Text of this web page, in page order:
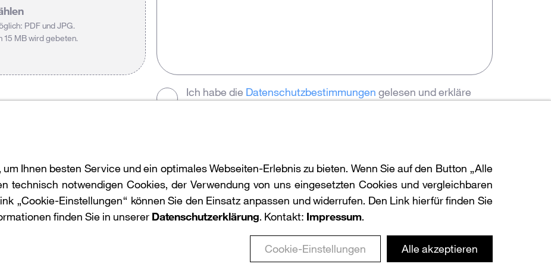
PDF und JPG.
15 MB wird gebeten.
Ich habe die Datenschutzbestimmungen gelesen und erkläre
mich mit diesen einverstanden.
Ihnen besten Service und ein optimales Webseiten-Erlebnis zu bieten. Wenn Sie auf den Button „Alle
technisch notwendigen Cookies, der Verwendung von uns eingesetzten Cookies und vergleichbaren
„Cookie-Einstellungen“ können Sie den Einsatz anpassen und widerrufen. Den Link hierfür finden Sie
finden Sie in unserer Datenschutzerklärung. Kontakt: Impressum.
Cookie-Einstellungen Alle akzeptieren